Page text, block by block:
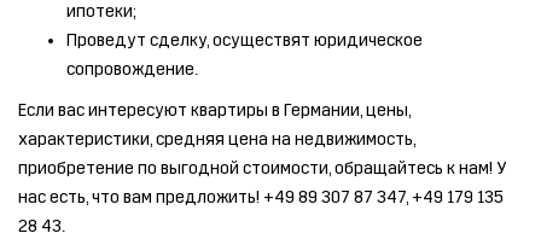
ипотеки;
Проведут сделку, осуществят юридическое
сопровождение.
Если вас интересуют квартиры в Германии, цены,
характеристики, средняя цена на недвижимость,
приобретение по выгодной стоимости, обращайтесь к нам! У
нас есть, что вам предложить! +49 89 307 87 347, +49 179 135
28 43.